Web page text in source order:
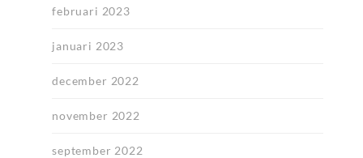
februari 2023
januari 2023
december 2022
november 2022
september 2022